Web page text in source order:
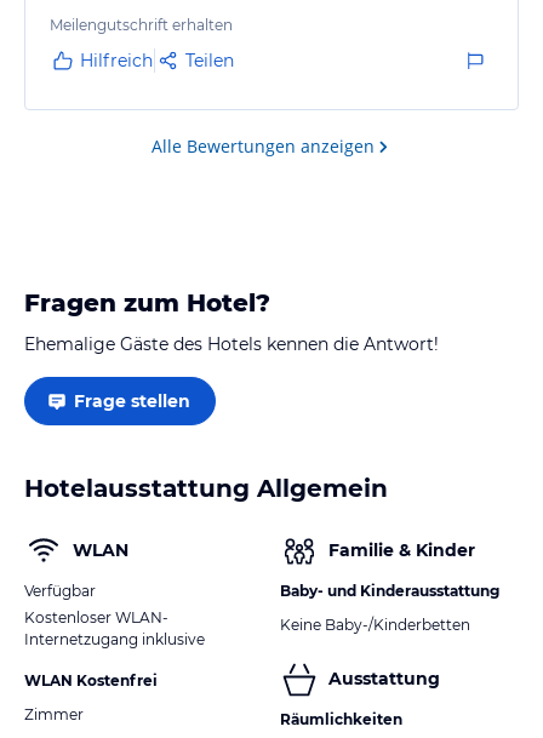
Meilengutschrift erhalten
Hilfreich Teilen
Alle Bewertungen anzeigen
Fragen zum Hotel?
Ehemalige Gäste des Hotels kennen die Antwort!
Frage stellen
Hotelausstattung Allgemein
WLAN
Verfügbar
Kostenloser WLAN-
Internetzugang inklusive
WLAN Kostenfrei
Zimmer
Familie & Kinder
Baby- und Kinderausstattung
Keine Baby-/Kinderbetten
Ausstattung
Räumlichkeiten